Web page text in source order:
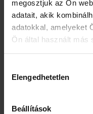
megosztjuk az Ön
adatait, akik
adatokkal, amelyeket
Ön által használt más
kiválasztása
Elengedhetetlen
Beállítások
próbáld ki a
kapható
Ultra
Health
Procter &